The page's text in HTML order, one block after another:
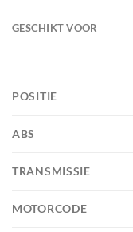
GESCHIKT VOOR
POSITIE
ABS
TRANSMISSIE
MOTORCODE